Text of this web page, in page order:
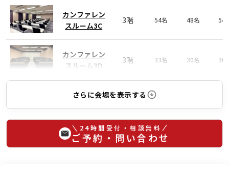
カンファレン
スルーム3C
3階 54名 48名 54
カンファレン
スルーム3D
3階 33名 30名 36
さらに会場を表示する
24時間受付・相談無料
ご予約・問い合わせ